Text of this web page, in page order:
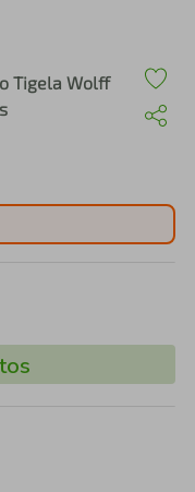
Tigela Wolff